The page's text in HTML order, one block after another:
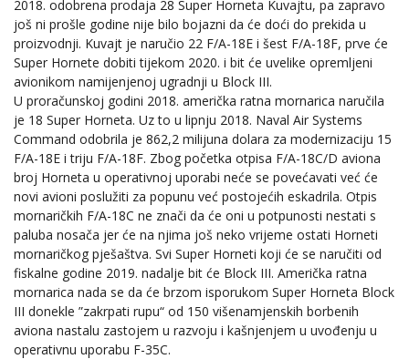
2018. odobrena prodaja 28 Super Horneta Kuvajtu, pa zapravo
još ni prošle godine nije bilo bojazni da će doći do prekida u
proizvodnji. Kuvajt je naručio 22 F/A-18E i šest F/A-18F, prve će
Super Hornete dobiti tijekom 2020. i bit će uvelike opremljeni
avionikom namijenjenoj ugradnji u Block III.
U proračunskoj godini 2018. američka ratna mornarica naručila
je 18 Super Horneta. Uz to u lipnju 2018. Naval Air Systems
Command odobrila je 862,2 milijuna dolara za modernizaciju 15
F/A-18E i triju F/A-18F. Zbog početka otpisa F/A-18C/D aviona
broj Horneta u operativnoj uporabi neće se povećavati već će
novi avioni poslužiti za popunu već postojećih eskadrila. Otpis
mornaričkih F/A-18C ne znači da će oni u potpunosti nestati s
paluba nosača jer će na njima još neko vrijeme ostati Horneti
mornaričkog pješaštva. Svi Super Horneti koji će se naručiti od
fiskalne godine 2019. nadalje bit će Block III. Američka ratna
mornarica nada se da će brzom isporukom Super Horneta Block
III donekle ”zakrpati rupu“ od 150 višenamjenskih borbenih
aviona nastalu zastojem u razvoju i kašnjenjem u uvođenju u
operativnu uporabu F-35C.